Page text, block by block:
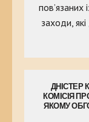
пов’язаних
заходи,
ДНІСТЕР
КОМІСІЯ
ЯКОМУ